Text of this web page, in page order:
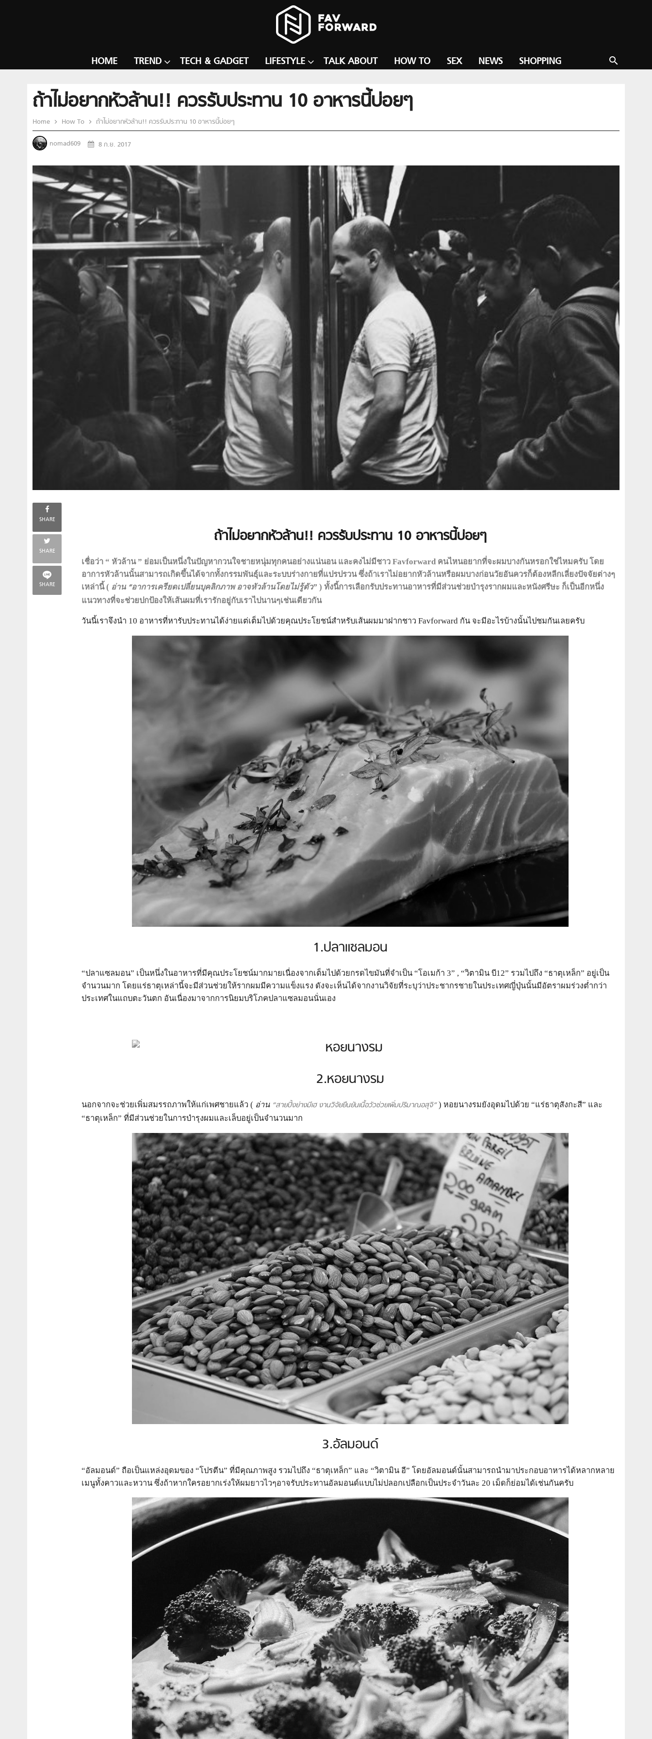
search
HOME TREND TECH & GADGET LIFESTYLE TALK ABOUT HOW TO SEX NEWS SHOPPING
ถ้าไม่อยากหัวล้าน!! ควรรับประทาน 10 อาหารนี้บ่อยๆ
Home How To ถ้าไม่อยากหัวล้าน!! ควรรับประทาน 10 อาหารนี้บ่อยๆ
nomad609 8 ก.ย. 2017
SHARE
SHARE
SHARE
ถ้าไม่อยากหัวล้าน!! ควรรับประทาน 10 อาหารนี้บ่อยๆ
เชื่อว่า “ หัวล้าน ” ย่อมเป็นหนึ่งในปัญหากวนใจชายหนุ่มทุกคนอย่างแน่นอน และคงไม่มีชาว Favforward คนไหนอยากที่จะผมบางกันหรอกใช่ไหมครับ โดย
อาการหัวล้านนั้นสามารถเกิดขึ้นได้จากทั้งกรรมพันธุ์และระบบร่างกายที่แปรปรวน ซึ่งถ้าเราไม่อยากหัวล้านหรือผมบางก่อนวัยอันควรก็ต้องหลีกเลี่ยงปัจจัยต่างๆ
เหล่านี้ ( อ่าน “อาการเครียดเปลี่ยนบุคลิกภาพ อาจหัวล้านโดยไม่รู้ตัว” ) ทั้งนี้การเลือกรับประทานอาหารที่มีส่วนช่วยบำรุงรากผมและหนังศรีษะ ก็เป็นอีกหนึ่ง
แนวทางที่จะช่วยปกป้องให้เส้นผมที่เรารักอยู่กับเราไปนานๆเช่นเดียวกัน
วันนี้เราจึงนำ 10 อาหารที่หารับประทานได้ง่ายแต่เต็มไปด้วยคุณประโยชน์สำหรับเส้นผมมาฝากชาว Favforward กัน จะมีอะไรบ้างนั้นไปชมกันเลยครับ
1.ปลาแซลมอน
“ปลาแซลมอน” เป็นหนึ่งในอาหารที่มีคุณประโยชน์มากมายเนื่องจากเต็มไปด้วยกรดไขมันที่จำเป็น “โอเมก้า 3” , “วิตามิน บี12” รวมไปถึง “ธาตุเหล็ก” อยู่เป็น
จำนวนมาก โดยแร่ธาตุเหล่านี้จะมีส่วนช่วยให้รากผมมีความแข็งแรง ดังจะเห็นได้จากงานวิจัยที่ระบุว่าประชากรชายในประเทศญี่ปุ่นนั้นมีอัตราผมร่วงต่ำกว่า
ประเทศในแถบตะวันตก อันเนื่องมาจากการนิยมบริโภคปลาแซลมอนนั่นเอง
2.หอยนางรม
นอกจากจะช่วยเพิ่มสมรรถภาพให้แก่เพศชายแล้ว ( อ่าน “สายปิ้งย่างมีเฮ งานวิจัยยืนยันเนื้อวัวช่วยเพิ่มปริมาณอสุจิ”) หอยนางรมยังอุดมไปด้วย “แร่ธาตุสังกะสี” และ
“ธาตุเหล็ก” ที่มีส่วนช่วยในการบำรุงผมและเล็บอยู่เป็นจำนวนมาก
3.อัลมอนด์
“อัลมอนด์” ถือเป็นแหล่งอุดมของ “โปรตีน” ที่มีคุณภาพสูง รวมไปถึง “ธาตุเหล็ก” และ “วิตามิน อี” โดยอัลมอนด์นั้นสามารถนำมาประกอบอาหารได้หลากหลาย
เมนูทั้งคาวและหวาน ซึ่งถ้าหากใครอยากเร่งให้ผมยาวไวๆอาจรับประทานอัลมอนด์แบบไม่ปลอกเปลือกเป็นประจำวันละ 20 เม็ดก็ย่อมได้เช่นกันครับ